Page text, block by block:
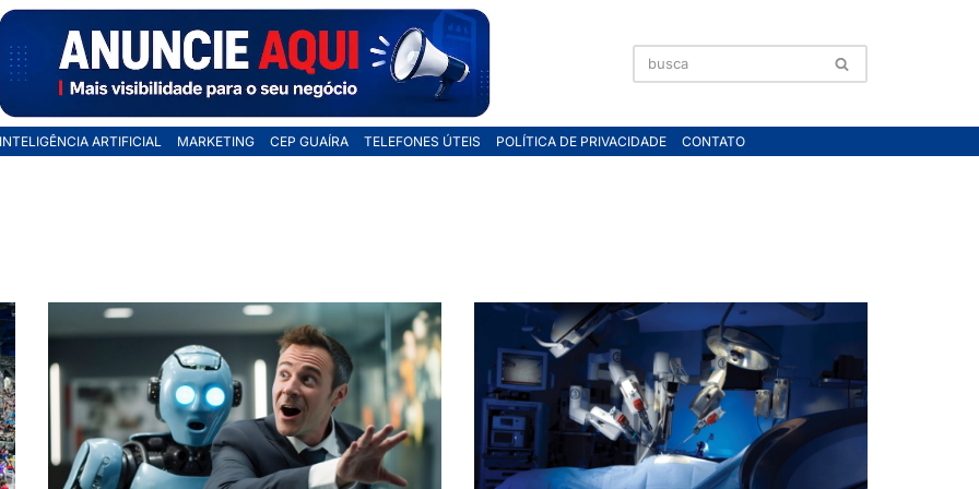
INTELIGÊNCIA ARTIFICIAL MARKETING CEP GUAÍRA TELEFONES ÚTEIS POLÍTICA DE PRIVACIDADE CONTATO